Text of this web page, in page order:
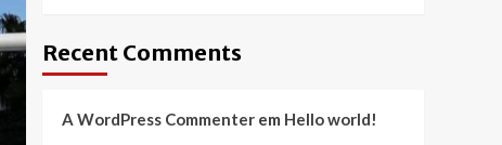
Recent Comments
A WordPress Commenterem Hello world!